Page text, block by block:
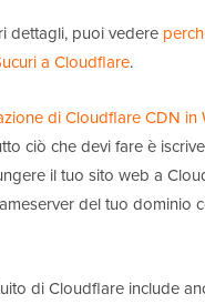
dettagli, puoi vedere
a Cloudflare.
di Cloudflare CDN in
ciò che devi fare è
il tuo sito web a
del tuo dominio
di Cloudflare include